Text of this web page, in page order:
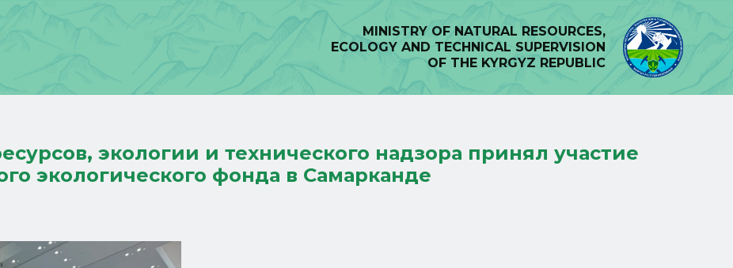
MINISTRY OF NATURAL RESOURCES,
ECOLOGY AND TECHNICAL SUPERVISION
OF THE KYRGYZ REPUBLIC
экологии и технического надзора принял участие
экологического фонда в Самарканде